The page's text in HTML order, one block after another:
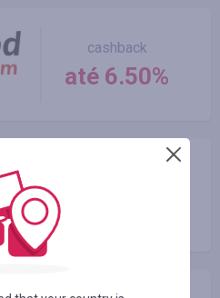
cashback
até 6.50%